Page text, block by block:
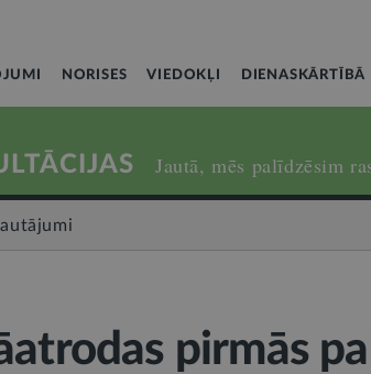
NORISES VIEDOKĻI DIENASKĀRTĪBĀ
Jautā, mēs palīdzēsim
pirmās